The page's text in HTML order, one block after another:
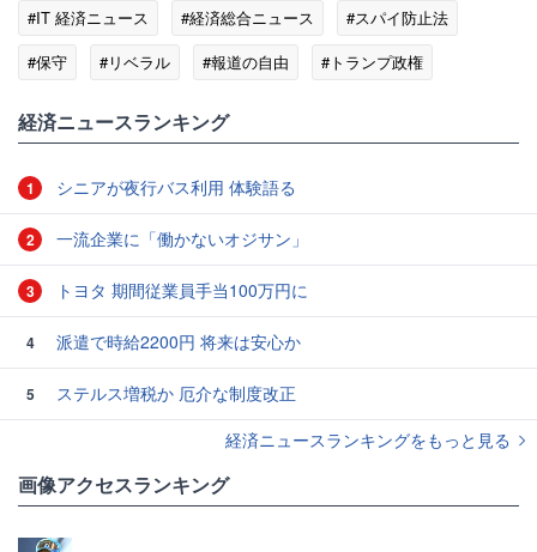
#IT 経済ニュース #経済総合ニュース
#スパイ防止法
#保守
#リベラル #報道の自由
#トランプ政権
経済ニュースランキング
1 シニアが夜行バス利用 体験語る
2 一流企業に「働かないオジサン」
3 トヨタ 期間従業員手当100万円に
4 派遣で時給2200円 将来は安心か
5
ステルス増税か 厄介な制度改正
経済ニュースランキングをもっと見る
画像アクセスランキング